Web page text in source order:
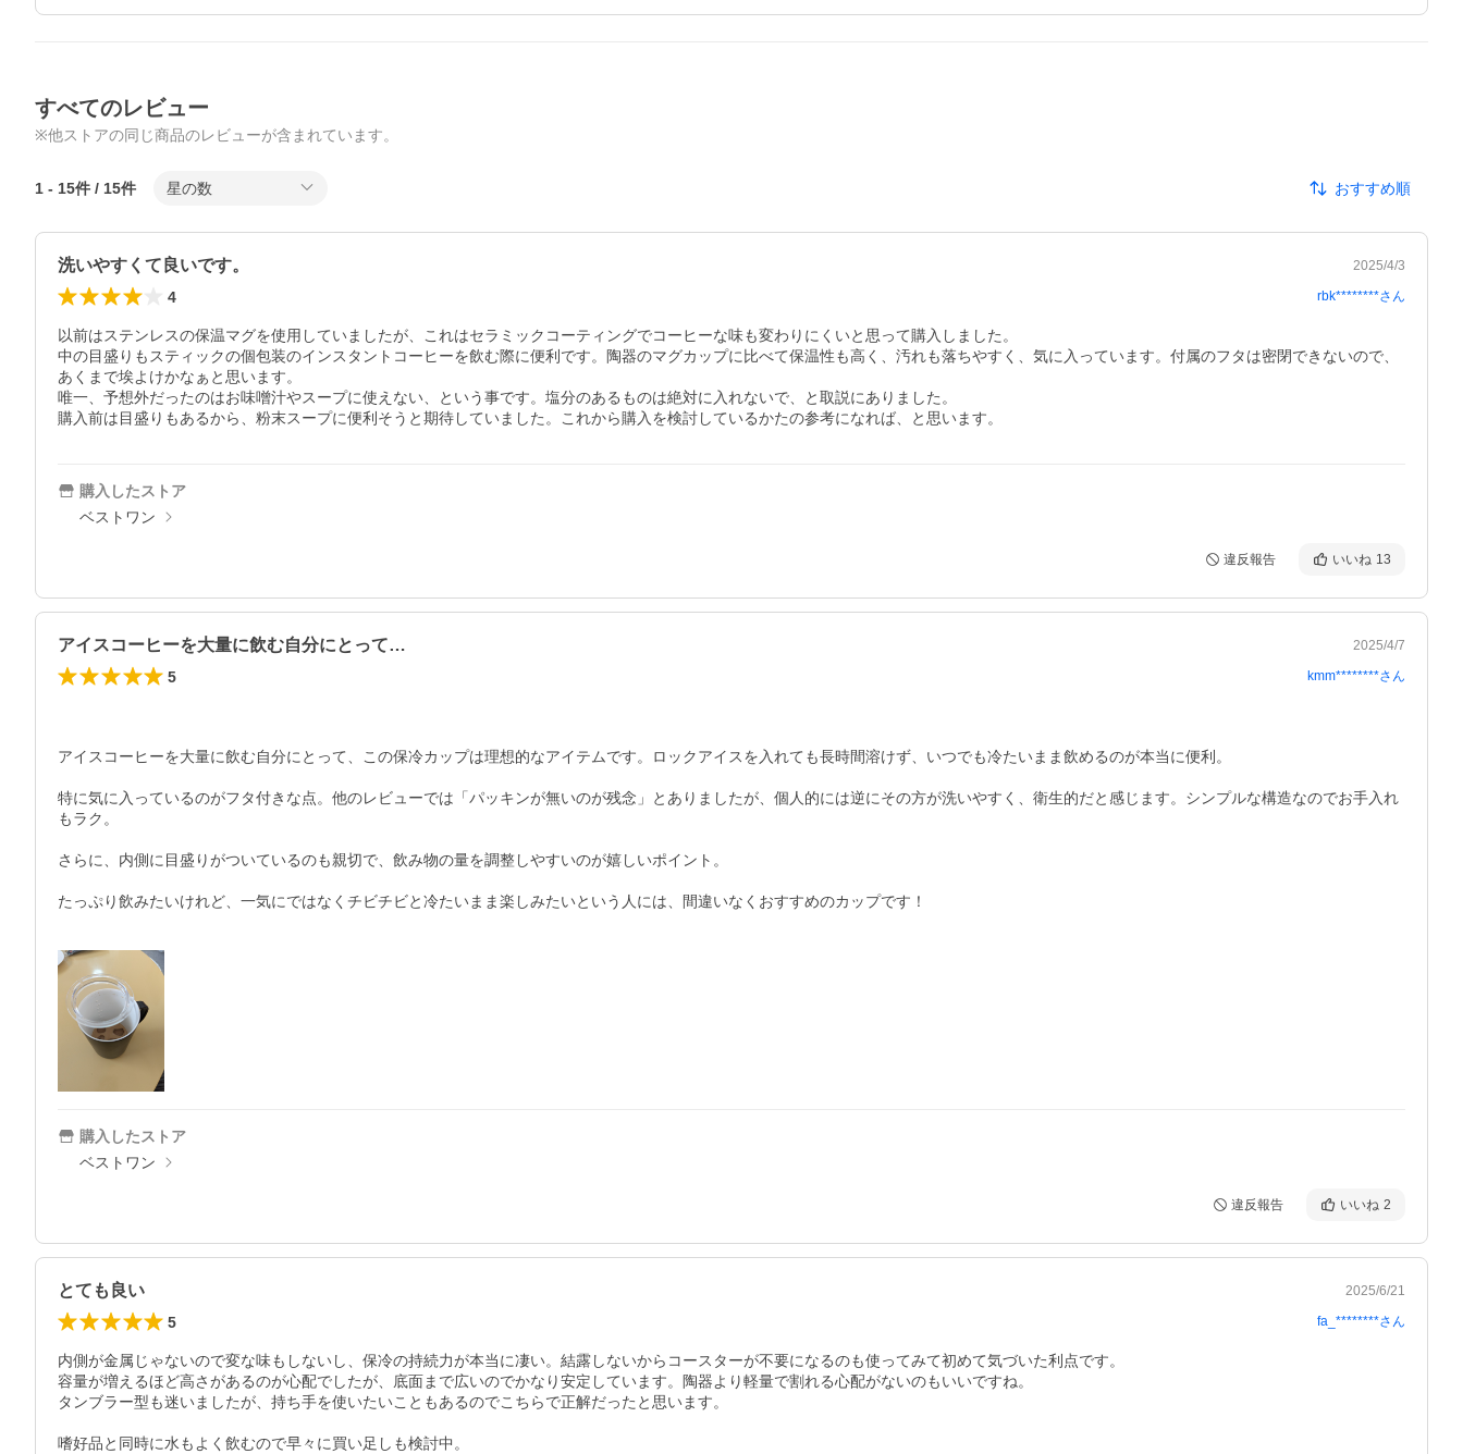
すべてのレビュー
※他ストアの同じ商品のレビューが含まれています。
1 - 15件 / 15件 星の数 おすすめ順
洗いやすくて良いです。 2025/4/3
4 rbk********さん
以前はステンレスの保温マグを使用していましたが、これはセラミックコーティングでコーヒーな味も変わりにくいと思って購入しました。
中の目盛りもスティックの個包装のインスタントコーヒーを飲む際に便利です。陶器のマグカップに比べて保温性も高く、汚れも落ちやすく、気に入っています。付属のフタは密閉できないので、
あくまで埃よけかなぁと思います。
唯一、予想外だったのはお味噌汁やスープに使えない、という事です。塩分のあるものは絶対に入れないで、と取説にありました。
購入前は目盛りもあるから、粉末スープに便利そうと期待していました。これから購入を検討しているかたの参考になれば、と思います。
購入したストア
ベストワン
違反報告 いいね 13
アイスコーヒーを大量に飲む自分にとって… 2025/4/7
5 kmm********さん
アイスコーヒーを大量に飲む自分にとって、この保冷カップは理想的なアイテムです。ロックアイスを入れても長時間溶けず、いつでも冷たいまま飲めるのが本当に便利。
特に気に入っているのがフタ付きな点。他のレビューでは「パッキンが無いのが残念」とありましたが、個人的には逆にその方が洗いやすく、衛生的だと感じます。シンプルな構造なのでお手入れ
もラク。
さらに、内側に目盛りがついているのも親切で、飲み物の量を調整しやすいのが嬉しいポイント。
たっぷり飲みたいけれど、一気にではなくチビチビと冷たいまま楽しみたいという人には、間違いなくおすすめのカップです！
購入したストア
ベストワン
違反報告 いいね 2
とても良い 2025/6/21
5 fa_********さん
内側が金属じゃないので変な味もしないし、保冷の持続力が本当に凄い。結露しないからコースターが不要になるのも使ってみて初めて気づいた利点です。
容量が増えるほど高さがあるのが心配でしたが、底面まで広いのでかなり安定しています。陶器より軽量で割れる心配がないのもいいですね。
タンブラー型も迷いましたが、持ち手を使いたいこともあるのでこちらで正解だったと思います。
嗜好品と同時に水もよく飲むので早々に買い足しも検討中。